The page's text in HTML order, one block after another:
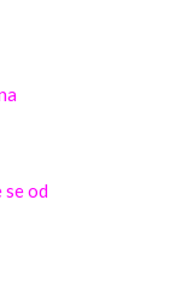
se od